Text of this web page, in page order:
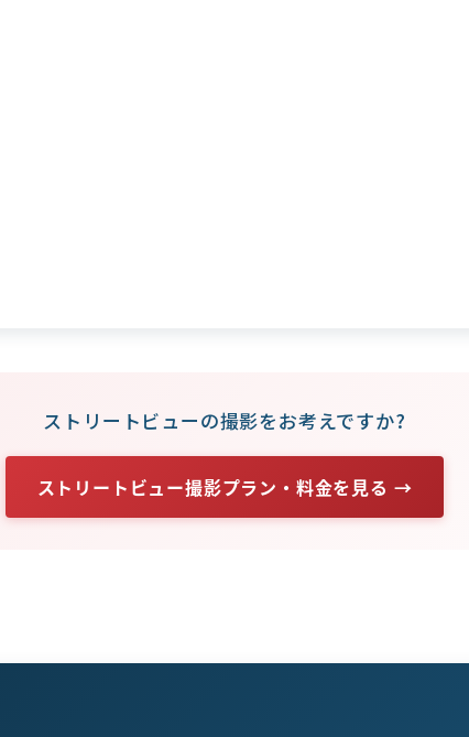
ストリートビューの撮影をお考えですか?
ストリートビュー撮影プラン・料金を見る →